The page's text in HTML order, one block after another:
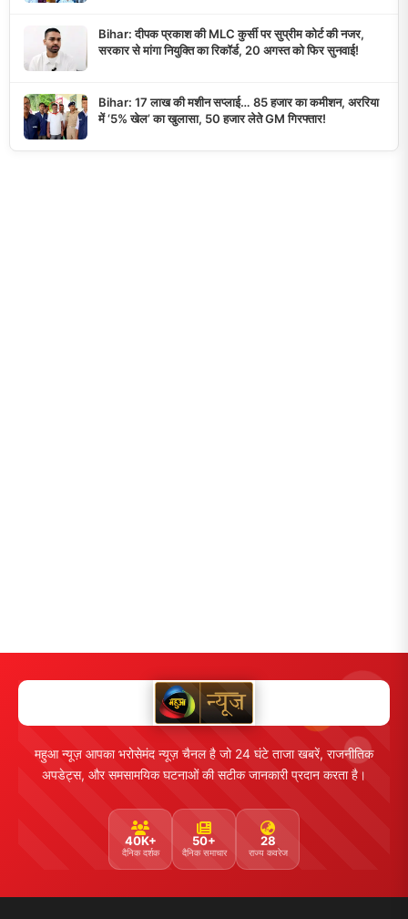
Bihar: दीपक प्रकाश की MLC कुर्सी पर सुप्रीम कोर्ट की नजर,
सरकार से मांगा नियुक्ति का रिकॉर्ड, 20 अगस्त को फिर सुनवाई!
Bihar: 17 लाख की मशीन सप्लाई… 85 हजार का कमीशन, अररिया
में ‘5% खेल’ का खुलासा, 50 हजार लेते GM गिरफ्तार!
महुआ न्यूज़ आपका भरोसेमंद न्यूज़ चैनल है जो 24 घंटे ताजा खबरें, राजनीतिक
अपडेट्स, और समसामयिक घटनाओं की सटीक जानकारी प्रदान करता है।
40K+
दैनिक दर्शक
50+
दैनिक समाचार
28
राज्य कवरेज